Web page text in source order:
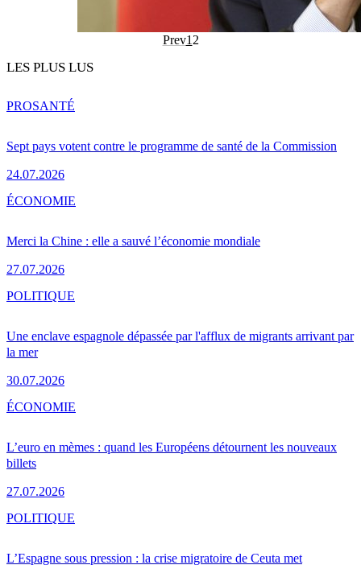
Prev1 2
LES PLUS LUS
Sept pays votent contre le programme de santé de la Commission
24.07.2026
PROSANTÉ
Merci la Chine : elle a sauvé l’économie mondiale
27.07.2026
ÉCONOMIE
Une enclave espagnole dépassée par l'afflux de migrants arrivant par
la mer
30.07.2026
POLITIQUE
L’euro en mèmes : quand les Européens détournent les nouveaux
billets
27.07.2026
ÉCONOMIE
L’Espagne sous pression : la crise migratoire de Ceuta met
POLITIQUE